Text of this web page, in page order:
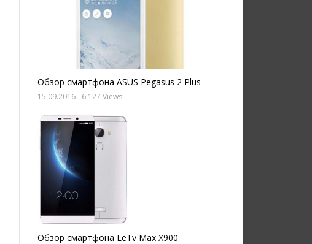
Обзор смартфона ASUS Pegasus 2 Plus
15.09.2016- 6 127 Views
Обзор смартфона LeTv Max X900